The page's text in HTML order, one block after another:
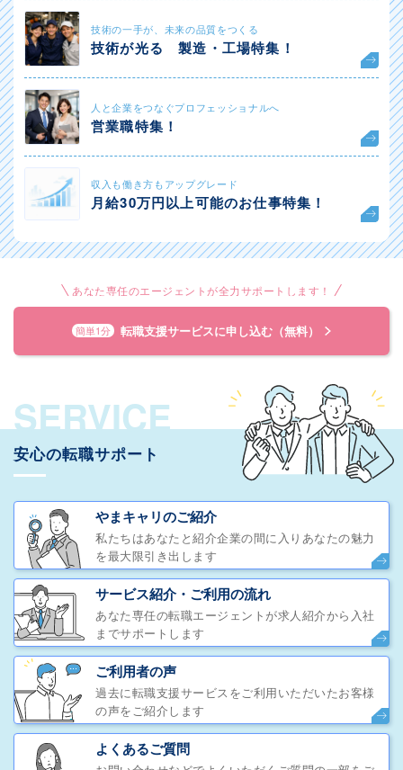
技術の一手が、未来の品質をつくる
技術が光る 製造・工場特集！
人と企業をつなぐプロフェッショナルへ
営業職特集！
収入も働き方もアップグレード
月給30万円以上可能のお仕事特集！
あなた専任のエージェントが全力サポートします！
簡単1分 転職支援サービスに申し込む（無料）
SERVICE
安心の転職サポート
やまキャリのご紹介
私たちはあなたと紹介企業の間に入りあなたの魅力
を最大限引き出します
サービス紹介・ご利用の流れ
あなた専任の転職エージェントが求人紹介から入社
までサポートします
ご利用者の声
過去に転職支援サービスをご利用いただいたお客様
の声をご紹介します
よくあるご質問